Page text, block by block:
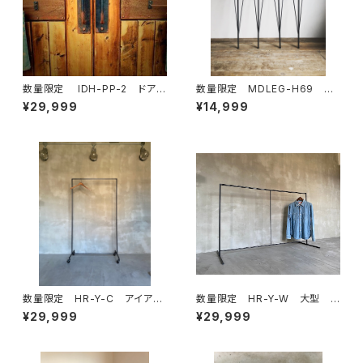
数量限定 IDH-PP-2 ドアノ
ブ 40cm 押す＋引く / 2セッ
ト ダブルドア用 観音開き
¥29,999
数量限定 MDLEG-H69 鉄
脚 アイアンレッグ ダイニング
テーブル ワークデスク カウ
¥14,999
数量限定 HR-Y-C アイア
ン ハンガーラック インダスト
リアル キャスター
¥29,999
数量限定 HR-Y-W 大型
大きなハンガーラック アイア
ン シンプル インダストリア
mW175cm
¥29,999